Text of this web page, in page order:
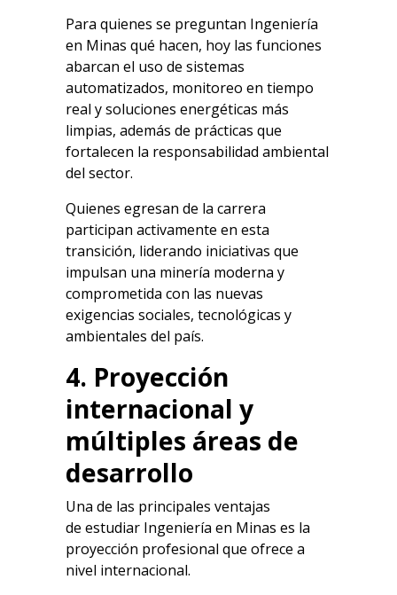
Para quienes se preguntan Ingeniería
en Minas qué hacen, hoy las funciones
abarcan el uso de sistemas
automatizados, monitoreo en tiempo
real y soluciones energéticas más
limpias, además de prácticas que
fortalecen la responsabilidad ambiental
del sector.
Quienes egresan de la carrera
participan activamente en esta
transición, liderando iniciativas que
impulsan una minería moderna y
comprometida con las nuevas
exigencias sociales, tecnológicas y
ambientales del país.
4. Proyección
internacional y
múltiples áreas de
desarrollo
Una de las principales ventajas
de estudiar Ingeniería en Minas es la
proyección profesional que ofrece a
nivel internacional.